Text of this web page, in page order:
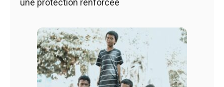
une protection renforcée